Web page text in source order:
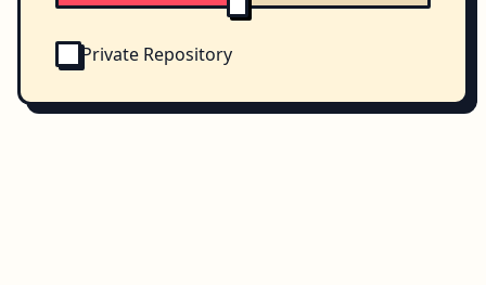
Private Repository